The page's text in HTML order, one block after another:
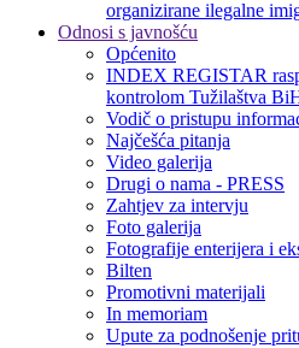
organizirane ilegalne
Odnosi s javnošću
Općenito
INDEX REGISTAR
kontrolom Tužilaštva
Vodič o pristupu
Najčešća pitanja
Video galerija
Drugi o nama - PRESS
Zahtjev za intervju
Foto galerija
Fotografije enterijera i
Bilten
Promotivni materijali
In memoriam
Upute za podnošenje